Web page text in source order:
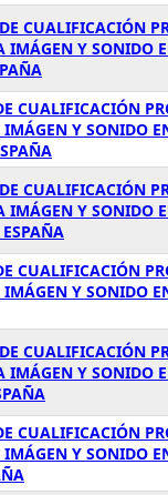
CUALIFICACIÓN
IMÁGEN Y SONIDO
CUALIFICACIÓN
Y SONIDO
CUALIFICACIÓN
IMÁGEN Y SONIDO
CUALIFICACIÓN
Y SONIDO
CUALIFICACIÓN
IMÁGEN Y SONIDO
CUALIFICACIÓN
Y SONIDO